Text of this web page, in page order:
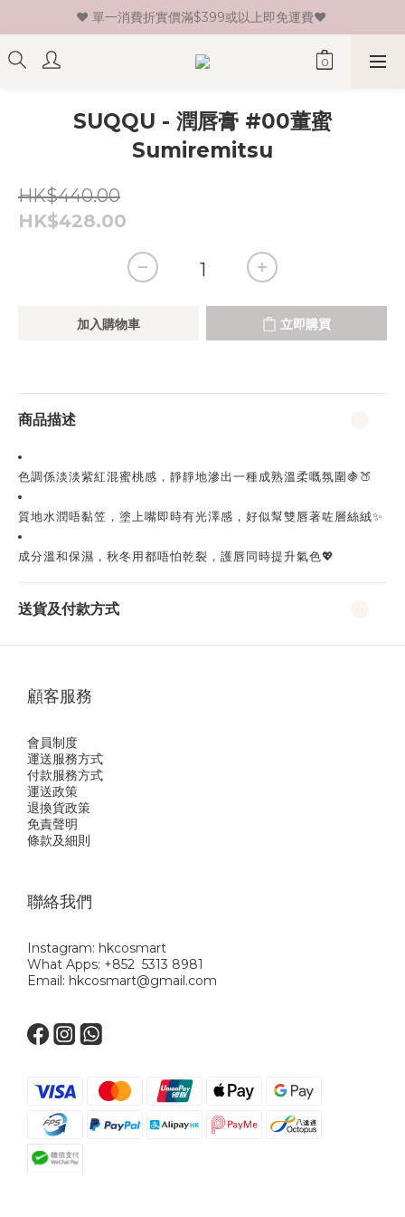
♥ 新會員登記即送HK$30 現金卷♥
♥ 單一消費折實價滿$399或以上即免運費♥
♥ 新會員登記即送HK$30 現金卷♥
SUQQU - 潤唇膏 #00董蜜
Sumiremitsu
HK$440.00
HK$428.00
加入購物車 立即購買
商品描述
色調係淡淡紫紅混蜜桃感，靜靜地滲出一種成熟溫柔嘅氛圍🍇🍑
質地水潤唔黏笠，塗上嘴即時有光澤感，好似幫雙唇著咗層絲絨✨
成分溫和保濕，秋冬用都唔怕乾裂，護唇同時提升氣色💖
送貨及付款方式
顧客服務
會員制度
運送服務方式
付款服務方式
運送政策
退換貨政策
免責聲明
條款及細則
聯絡我們
Instagram: hkcosmart
What Apps: +852 5313 8981
Email: hkcosmart@gmail.com